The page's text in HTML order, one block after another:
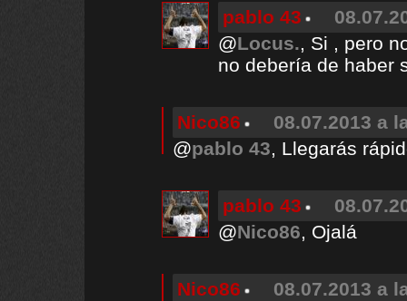
pablo 43
@Locus., Si , pero
no debería de haber
Nico86
08.07.2013 a
@pablo 43, Llegarás
pablo 43
@Nico86, Ojalá
Nico86 08.07.2013 a